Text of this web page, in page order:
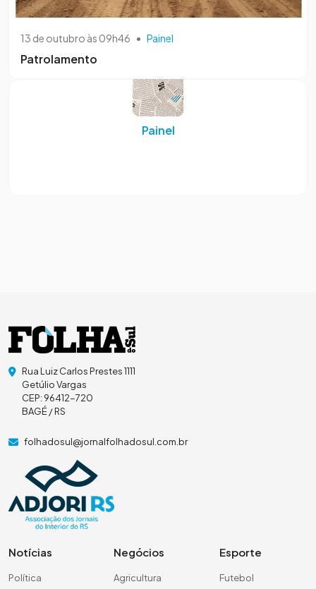
13 de outubro às 09h46 • Painel
Patrolamento
Painel
Rua Luiz Carlos Prestes 1111
Getúlio Vargas
CEP: 96412-720
BAGÉ / RS
folhadosul@jornalfolhadosul.com.br
Notícias
Política
Negócios
Agricultura
Esporte
Futebol